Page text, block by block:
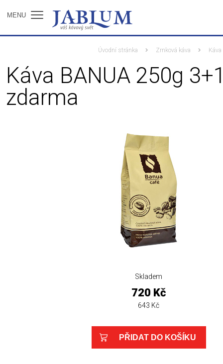
Káva BANUA 250g
zdarma
Úvodní stránka Zrnková káva
720 Kč
643 Kč
Skladem
MENU